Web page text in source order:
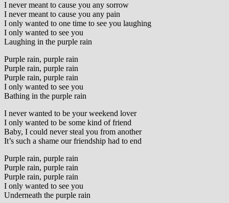
I never meant to cause you any sorrow
I never meant to cause you any pain
I only wanted to one time to see you laughing
I only wanted to see you
Laughing in the purple rain
Purple rain, purple rain
Purple rain, purple rain
Purple rain, purple rain
I only wanted to see you
Bathing in the purple rain
I never wanted to be your weekend lover
I only wanted to be some kind of friend
Baby, I could never steal you from another
It’s such a shame our friendship had to end
Purple rain, purple rain
Purple rain, purple rain
Purple rain, purple rain
I only wanted to see you
Underneath the purple rain